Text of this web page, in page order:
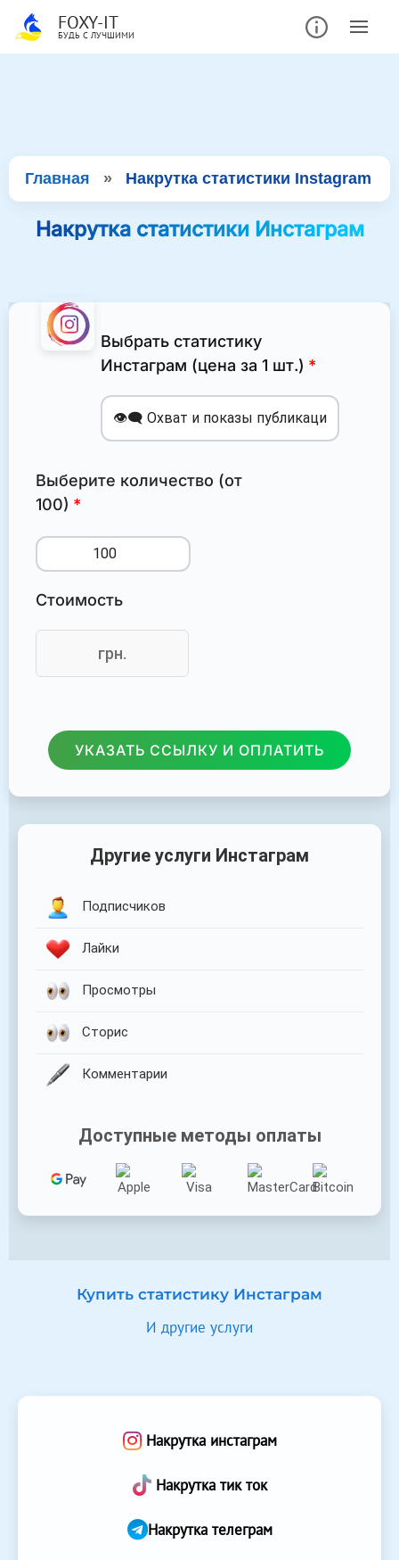
FOXY-IT
БУДЬ С ЛУЧШИМИ
Главная » Накрутка статистики Instagram
Накрутка статистики Инстаграм
Выбрать статистику
Инстаграм (цена за 1 шт.)
Выберите количество (от
100)
Стоимость
грн.
УКАЗАТЬ ССЫЛКУ И ОПЛАТИТЬ
Другие услуги Инстаграм
Подписчиков
Лайки
Просмотры
Сторис
️Комментарии
Доступные методы оплаты
Купить статистику Инстаграм
И другие услуги
Накрутка инстаграм
Накрутка тик ток
Накрутка телеграм